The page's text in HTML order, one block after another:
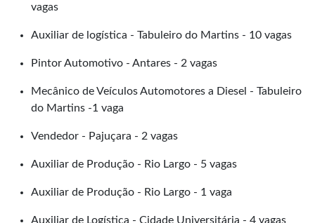
vagas
Auxiliar de logística - Tabuleiro do Martins - 10 vagas
Pintor Automotivo - Antares - 2 vagas
Mecânico de Veículos Automotores a Diesel - Tabuleiro
do Martins -1 vaga
Vendedor - Pajuçara - 2 vagas
Auxiliar de Produção - Rio Largo - 5 vagas
Auxiliar de Produção - Rio Largo - 1 vaga
Auxiliar de Logística - Cidade Universitária - 4 vagas